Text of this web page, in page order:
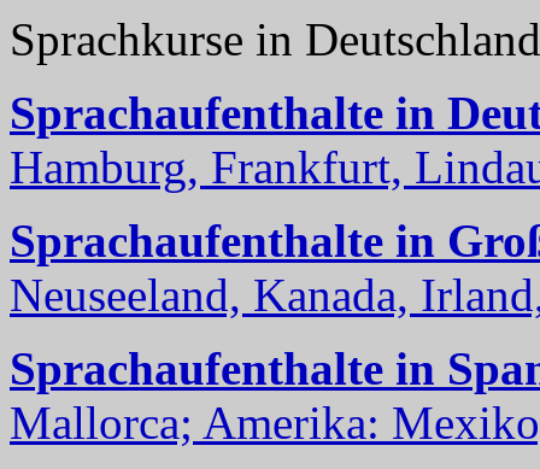
Sprachkurse in
Sprachaufenthalte in
Hamburg, Frankfurt,
Sprachaufenthalte in
Neuseeland, Kanada,
Sprachaufenthalte in
Mallorca; Amerika: